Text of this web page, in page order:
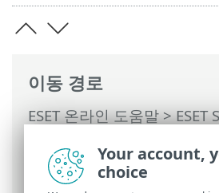
이동 경로
ESET 온라인 도움말>ESET
운용>고급 설정>보호>
그룹
Your account,
choice